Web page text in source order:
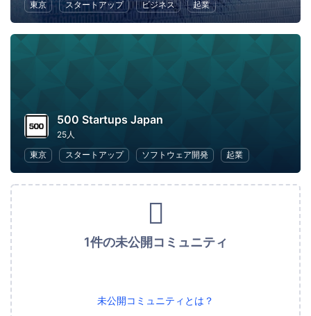
東京 スタートアップ ビジネス 起業
500 Startups Japan
25人
東京
スタートアップ ソフトウェア開発 起業
1件の未公開コミュニティ
未公開コミュニティとは？